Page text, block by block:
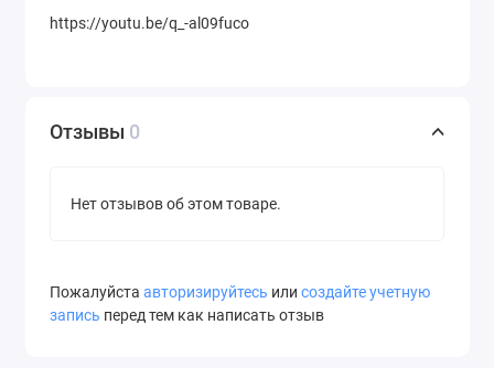
https://youtu.be/q_-al09fuco
Отзывы 0
Нет отзывов об этом товаре.
Пожалуйста авторизируйтесь или создайте учетную
запись перед тем как написать отзыв